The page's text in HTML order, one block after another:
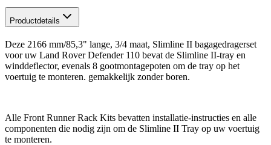
Productdetails
Deze 2166 mm/85,3" lange, 3/4 maat, Slimline II bagagedragerset
voor uw Land Rover Defender 110 bevat de Slimline II-tray en
winddeflector, evenals 8 gootmontagepoten om de tray op het
voertuig te monteren. gemakkelijk zonder boren.
Alle Front Runner Rack Kits bevatten installatie-instructies en alle
componenten die nodig zijn om de Slimline II Tray op uw voertuig
te monteren.